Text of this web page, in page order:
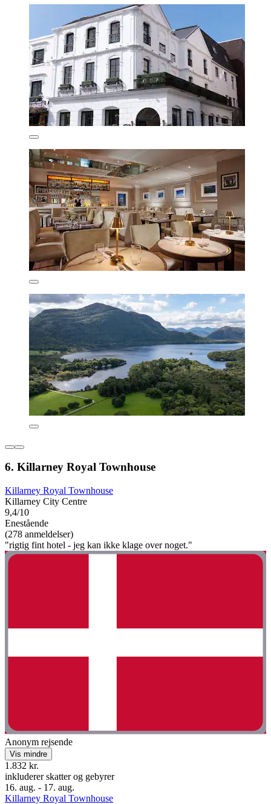
6. Killarney Royal Townhouse
Killarney Royal Townhouse
Killarney City Centre
9,4/10
Enestående
(278 anmeldelser)
"rigtig fint hotel - jeg kan ikke klage over noget."
Anonym rejsende
Vis mindre
1.832 kr.
inkluderer skatter og gebyrer
16. aug. - 17. aug.
Killarney Royal Townhouse